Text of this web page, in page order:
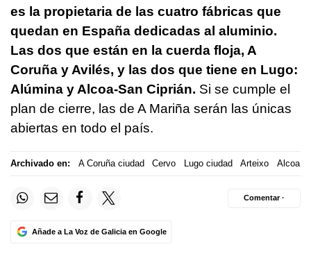
es la propietaria de las cuatro fábricas que
quedan en España dedicadas al aluminio.
Las dos que están en la cuerda floja, A
Coruña y Avilés, y las dos que tiene en Lugo:
Alúmina y Alcoa-San Ciprián. Si se cumple el
plan de cierre, las de A Mariña serán las únicas
abiertas en todo el país.
Archivado en: A Coruña ciudad Cervo Lugo ciudad Arteixo Alcoa
Añade a La Voz de Galicia en Google
Comentar ·